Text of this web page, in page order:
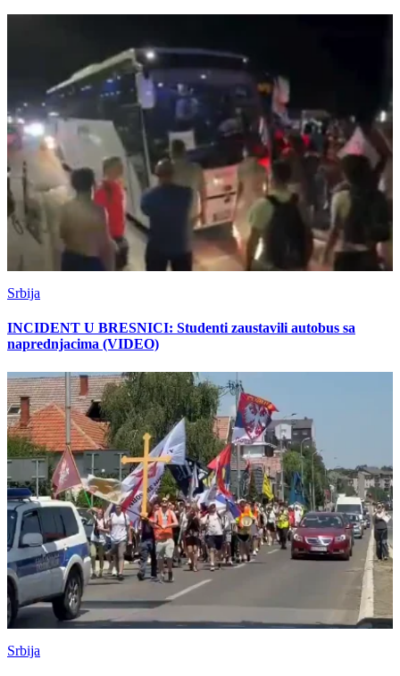
Srbija
INCIDENT U BRESNICI: Studenti zaustavili autobus sa
naprednjacima (VIDEO)
Srbija